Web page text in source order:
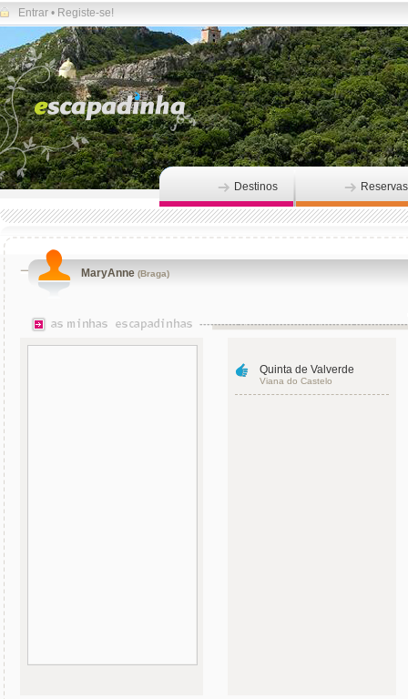
Entrar • Registe-se!
Destinos Reservas
MaryAnne (Braga)
Quinta de Valverde
Viana do Castelo